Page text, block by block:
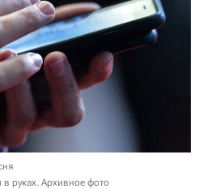
руках. Архивное фото